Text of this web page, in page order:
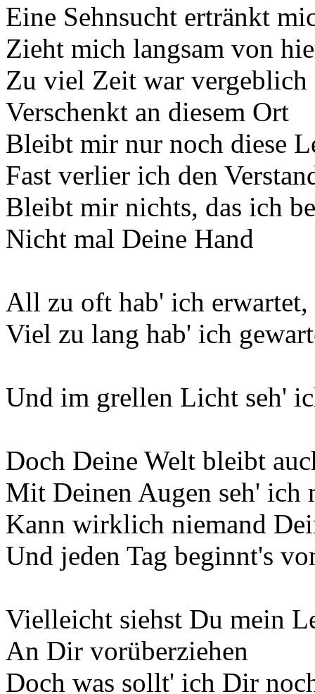
Eine Sehnsucht ertränkt
Zieht mich langsam von
Zu viel Zeit war vergeblich
Verschenkt an diesem Ort
Bleibt mir nur noch diese
Fast verlier ich den
Bleibt mir nichts, das ich
Nicht mal Deine Hand
All zu oft hab' ich
Viel zu lang hab' ich
Und im grellen Licht seh'
Doch Deine Welt bleibt
Mit Deinen Augen seh' ich
Kann wirklich niemand
Und jeden Tag beginnt's
Vielleicht siehst Du mein
An Dir vorüberziehen
Doch was sollt' ich Dir